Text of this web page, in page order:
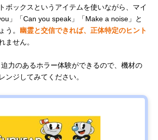
ボックスというアイテムを使いながら、マイ
」「Can you speak」「Make a noise」と
う。 幽霊と交信できれば、正体特定のヒント
ません。
力のあるホラー体験ができるので、機材の
ンジしてみてください。